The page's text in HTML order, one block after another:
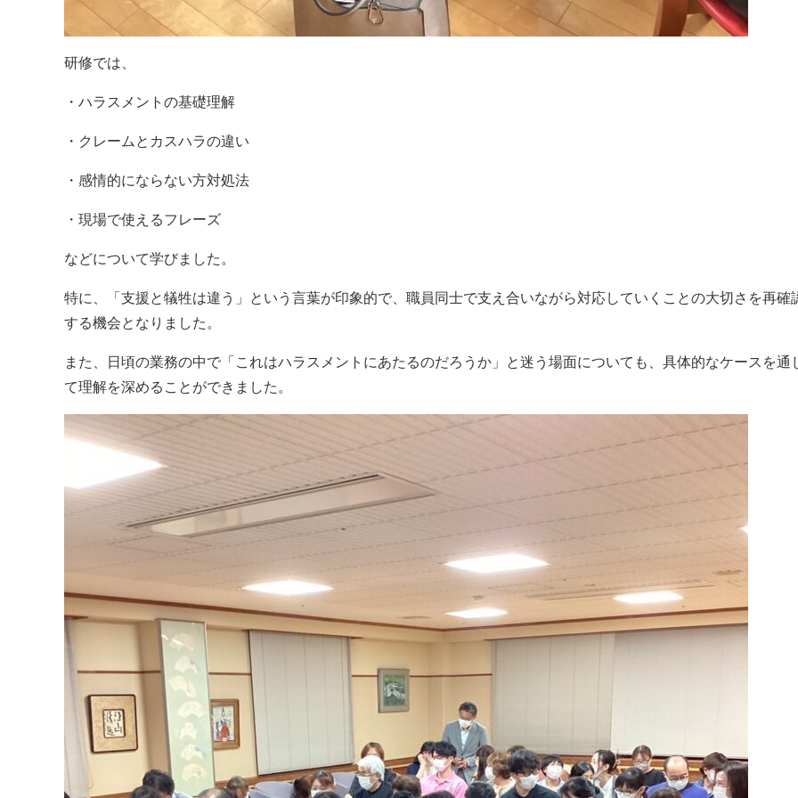
研修では、
・ハラスメントの基礎理解
・クレームとカスハラの違い
・感情的にならない方対処法
・現場で使えるフレーズ
などについて学びました。
特に、「支援と犠牲は違う」という言葉が印象的で、職員同士で支え合いながら対応していくことの大切さを再確
する機会となりました。
また、日頃の業務の中で「これはハラスメントにあたるのだろうか」と迷う場面についても、具体的なケースを通
て理解を深めることができました。